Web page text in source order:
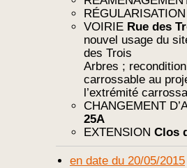
VOIRIE Rue des
nouvel usage du
des Trois
Arbres ;
carrossable au
l’extrémité
CHANGEMENT
25A
EXTENSION Clos
en date du 20/05/2015